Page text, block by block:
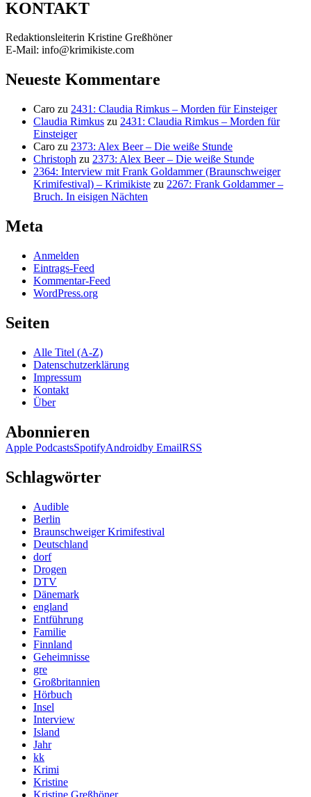
KONTAKT
Redaktionsleiterin Kristine Greßhöner
E-Mail: info@krimikiste.com
Neueste Kommentare
Caro zu 2431: Claudia Rimkus – Morden für Einsteiger
Claudia Rimkus zu 2431: Claudia Rimkus – Morden für
Einsteiger
Caro zu 2373: Alex Beer – Die weiße Stunde
Christoph zu 2373: Alex Beer – Die weiße Stunde
2364: Interview mit Frank Goldammer (Braunschweiger
Krimifestival) – Krimikiste zu 2267: Frank Goldammer –
Bruch. In eisigen Nächten
Meta
Anmelden
Eintrags-Feed
Kommentar-Feed
WordPress.org
Seiten
Alle Titel (A-Z)
Datenschutzerklärung
Impressum
Kontakt
Über
Abonnieren
Apple PodcastsSpotifyAndroidby EmailRSS
Schlagwörter
Audible
Berlin
Braunschweiger Krimifestival
Deutschland
dorf
Drogen
DTV
Dänemark
england
Entführung
Familie
Finnland
Geheimnisse
gre
Großbritannien
Hörbuch
Insel
Interview
Island
Jahr
kk
Krimi
Kristine
Kristine Greßhöner